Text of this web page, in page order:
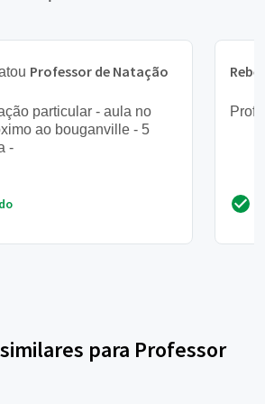
Professor de Natação
particular - aula no
ao bouganville - 5
-
para Professor